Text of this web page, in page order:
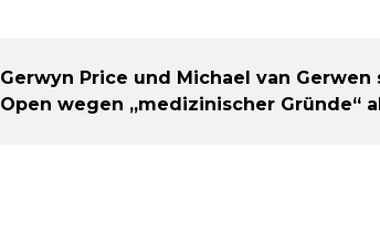
Gerwyn Price und Michael van Gerwen
Open wegen „medizinischer Gründe“